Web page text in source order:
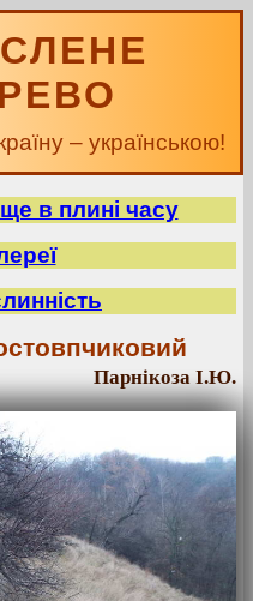
– українською!
в плині часу
Парнікоза І.Ю.